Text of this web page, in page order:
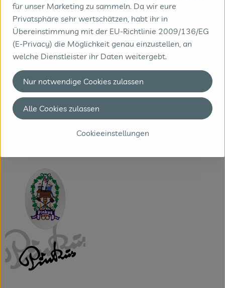
Bierlandschaft.
Von den 150 Altbierbrauereien, die es einmal in Münster
gab, ist eine einzige übriggeblieben:Pinkus Müller.Die
verwöhnten Gaumen der münsteraner Biertrinker ließen
wohl nur dieses Produkt gelten. Pinkus - ein Name, der
langjährige Familientradition, und das seit 7 Generationen,
oder seit 1816, um genau zu sein.
Kontrollnummer D-NW-00-D-006-9502B
www.pinkus.de
(Daten von Ecoinform)
für unser Marketing zu sammeln. Da wir eure
Privatsphäre sehr wertschätzen, habt ihr in
Übereinstimmung mit der EU-Richtlinie 2009/136/EG
(E-Privacy) die Möglichkeit genau einzustellen, an
welche Dienstleister ihr Daten weitergebt.
Cookieeinstellungen
Nur notwendige Cookies zulassen
Alle Cookies zulassen